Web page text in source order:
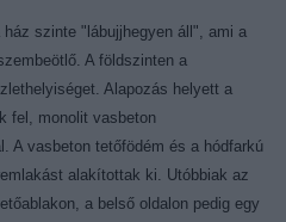
szinte "lábujjhegyen áll", ami a
A földszinten a
Alapozás helyett a
fel, monolit vasbeton
A vasbeton tetőfödém és a hódfarkú
alakítottak ki. Utóbbiak az
a belső oldalon pedig egy